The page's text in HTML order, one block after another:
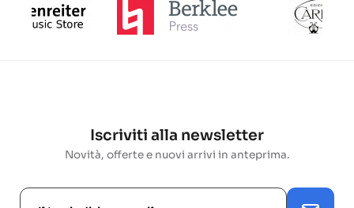
Iscriviti alla newsletter
Novità, offerte e nuovi arrivi in anteprima.